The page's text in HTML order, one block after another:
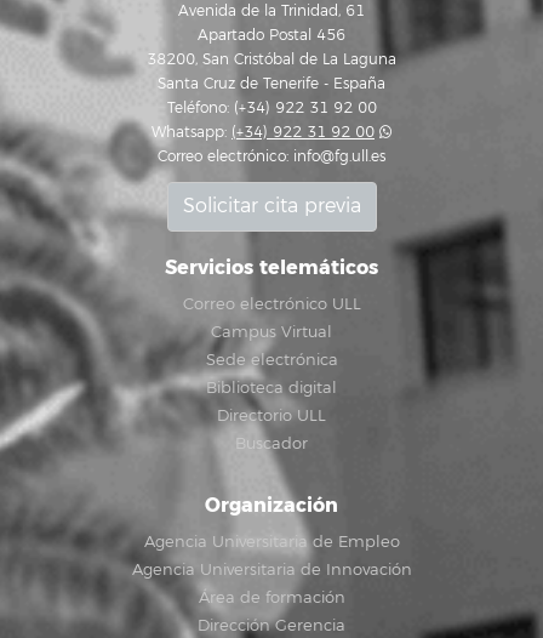
Avenida de la Trinidad, 61
Apartado Postal 456
38200, San Cristóbal de La Laguna
Santa Cruz de Tenerife - España
Teléfono: (+34) 922 31 92 00
Whatsapp: (+34) 922 31 92 00
Correo electrónico: info@fg.ull.es
Solicitar cita previa
Servicios telemáticos
Correo electrónico ULL
Campus Virtual
Sede electrónica
Biblioteca digital
Directorio ULL
Buscador
Organización
Agencia Universitaria de Empleo
Agencia Universitaria de Innovación
Área de formación
Dirección Gerencia